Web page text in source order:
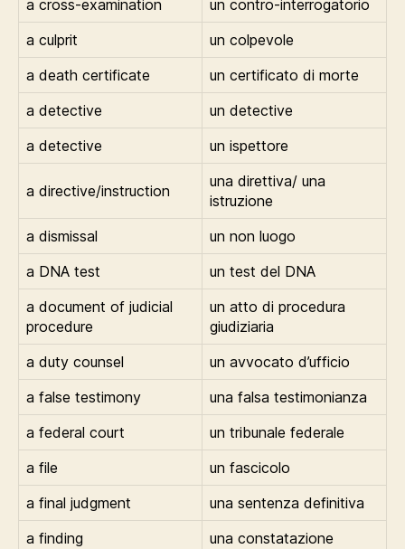
a cross-examination
un contro-interrogatorio
a culprit
un colpevole
a death certificate
un certificato di morte
a detective
un detective
a detective
un ispettore
a directive/instruction
una direttiva/ una
istruzione
a dismissal
un non luogo
a DNA test
un test del DNA
a document of judicial
procedure
un atto di procedura
giudiziaria
a duty counsel
un avvocato d’ufficio
a false testimony
una falsa testimonianza
a federal court
un tribunale federale
a file
un fascicolo
a final judgment
una sentenza definitiva
a finding
una constatazione